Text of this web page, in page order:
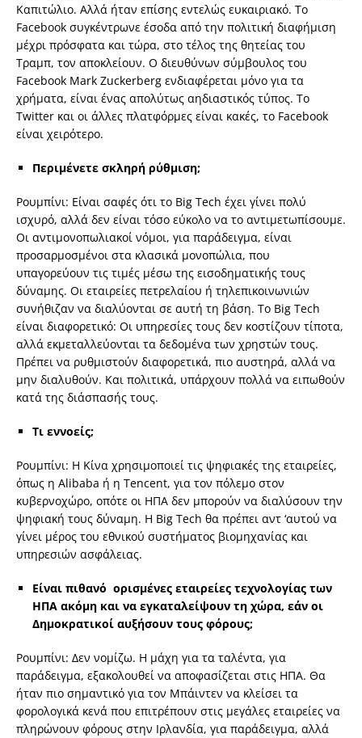
Καπιτώλιο. Αλλά ήταν επίσης εντελώς ευκαιριακό. Το
Facebook συγκέντρωνε έσοδα από την πολιτική διαφήμιση
μέχρι πρόσφατα και τώρα, στο τέλος της θητείας του
Τραμπ, τον αποκλείουν. Ο διευθύνων σύμβουλος του
Facebook Mark Zuckerberg ενδιαφέρεται μόνο για τα
χρήματα, είναι ένας απολύτως αηδιαστικός τύπος. Το
Twitter και οι άλλες πλατφόρμες είναι κακές, το Facebook
είναι χειρότερο.
Περιμένετε σκληρή ρύθμιση;
Ρουμπίνι: Είναι σαφές ότι το Big Tech έχει γίνει πολύ
ισχυρό, αλλά δεν είναι τόσο εύκολο να το αντιμετωπίσουμε.
Οι αντιμονοπωλιακοί νόμοι, για παράδειγμα, είναι
προσαρμοσμένοι στα κλασικά μονοπώλια, που
υπαγορεύουν τις τιμές μέσω της εισοδηματικής τους
δύναμης. Οι εταιρείες πετρελαίου ή τηλεπικοινωνιών
συνήθιζαν να διαλύονται σε αυτή τη βάση. Το Big Tech
είναι διαφορετικό: Οι υπηρεσίες τους δεν κοστίζουν τίποτα,
αλλά εκμεταλλεύονται τα δεδομένα των χρηστών τους.
Πρέπει να ρυθμιστούν διαφορετικά, πιο αυστηρά, αλλά να
μην διαλυθούν. Και πολιτικά, υπάρχουν πολλά να ειπωθούν
κατά της διάσπασής τους.
Τι εννοείς;
Ρουμπίνι: Η Κίνα χρησιμοποιεί τις ψηφιακές της εταιρείες,
όπως η Alibaba ή η Tencent, για τον πόλεμο στον
κυβερνοχώρο, οπότε οι ΗΠΑ δεν μπορούν να διαλύσουν την
ψηφιακή τους δύναμη. Η Big Tech θα πρέπει αντ ‘αυτού να
γίνει μέρος του εθνικού συστήματος βιομηχανίας και
υπηρεσιών ασφάλειας.
Είναι πιθανό ορισμένες εταιρείες τεχνολογίας των
ΗΠΑ ακόμη και να εγκαταλείψουν τη χώρα, εάν οι
Δημοκρατικοί αυξήσουν τους φόρους;
Ρουμπίνι: Δεν νομίζω. Η μάχη για τα ταλέντα, για
παράδειγμα, εξακολουθεί να αποφασίζεται στις ΗΠΑ. Θα
ήταν πιο σημαντικό για τον Μπάιντεν να κλείσει τα
φορολογικά κενά που επιτρέπουν στις μεγάλες εταιρείες να
πληρώνουν φόρους στην Ιρλανδία, για παράδειγμα, αλλά